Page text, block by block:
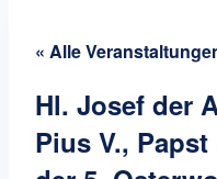
« Alle
Hl. Josef der
Pius V., Papst